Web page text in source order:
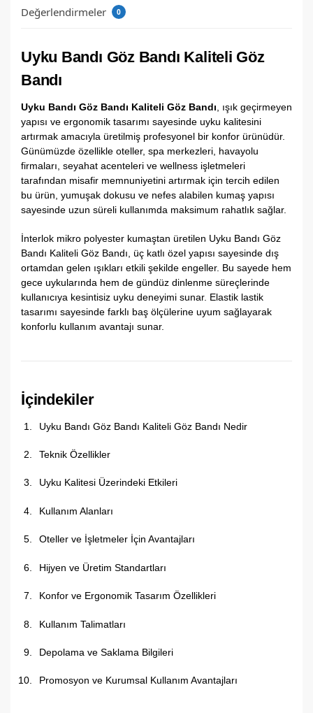
Değerlendirmeler 0
Uyku Bandı Göz Bandı Kaliteli Göz
Bandı
Uyku Bandı Göz Bandı Kaliteli Göz Bandı , ışık geçirmeyen
yapısı ve ergonomik tasarımı sayesinde uyku kalitesini
artırmak amacıyla üretilmiş profesyonel bir konfor ürünüdür.
Günümüzde özellikle oteller, spa merkezleri, havayolu
firmaları, seyahat acenteleri ve wellness işletmeleri
tarafından misafir memnuniyetini artırmak için tercih edilen
bu ürün, yumuşak dokusu ve nefes alabilen kumaş yapısı
sayesinde uzun süreli kullanımda maksimum rahatlık sağlar.
İnterlok mikro polyester kumaştan üretilen Uyku Bandı Göz
Bandı Kaliteli Göz Bandı, üç katlı özel yapısı sayesinde dış
ortamdan gelen ışıkları etkili şekilde engeller. Bu sayede hem
gece uykularında hem de gündüz dinlenme süreçlerinde
kullanıcıya kesintisiz uyku deneyimi sunar. Elastik lastik
tasarımı sayesinde farklı baş ölçülerine uyum sağlayarak
konforlu kullanım avantajı sunar.
İçindekiler
Uyku Bandı Göz Bandı Kaliteli Göz Bandı Nedir
Teknik Özellikler
Uyku Kalitesi Üzerindeki Etkileri
Kullanım Alanları
Oteller ve İşletmeler İçin Avantajları
Hijyen ve Üretim Standartları
Konfor ve Ergonomik Tasarım Özellikleri
Kullanım Talimatları
Depolama ve Saklama Bilgileri
Promosyon ve Kurumsal Kullanım Avantajları